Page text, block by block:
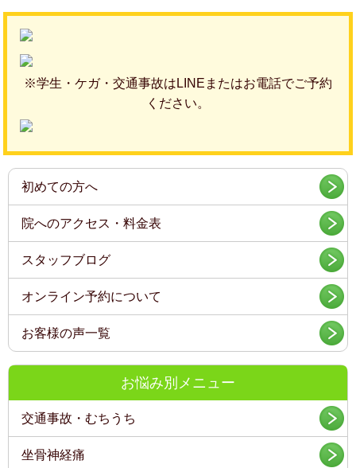
※学生・ケガ・交通事故はLINEまたはお電話でご予約
ください。
初めての方へ
院へのアクセス・料金表
スタッフブログ
オンライン予約について
お客様の声一覧
お悩み別メニュー
交通事故・むちうち
坐骨神経痛